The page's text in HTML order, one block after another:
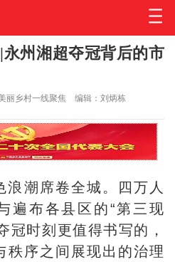
州湘超夺冠背后的市
丽乡村一线聚焦 编辑：刘炳栋
浪潮席卷全城。四万人
遍布各县区的“第三现
冠时刻更值得书写的，
秩序之间展现出的治理